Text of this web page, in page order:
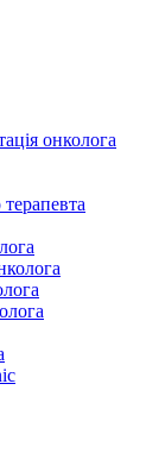
онколога